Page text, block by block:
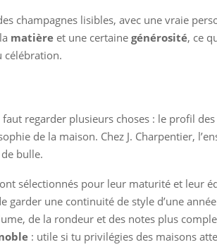
champagnes lisibles, avec une vraie
matière et une certaine générosité, ce
célébration.
regarder plusieurs choses : le profil des
de la maison. Chez J. Charpentier,
bulle.
sélectionnés pour leur maturité et leur
garder une continuité de style d’une année
de la rondeur et des notes plus
: utile si tu privilégies des maisons